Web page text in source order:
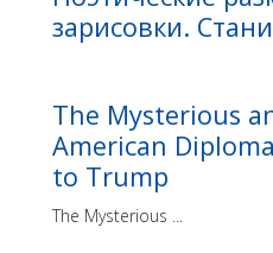
зарисовки.
The Mysterious
American
to Trump
The Mysterious ...